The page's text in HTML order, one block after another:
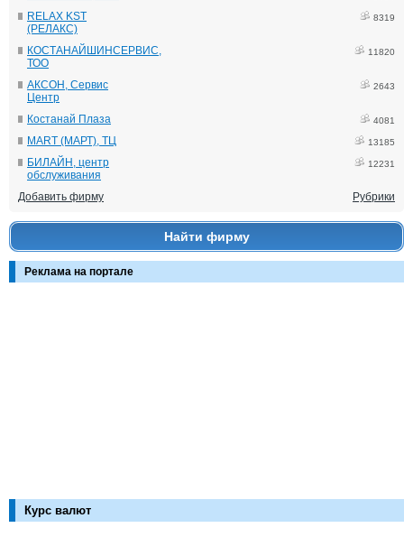
RELAX KST
(РЕЛАКС)
8319
КОСТАНАЙШИНСЕРВИС,
ТОО
11820
АКСОН, Сервис
Центр
2643
Костанай Плаза 4081
MART (МАРТ), ТЦ 13185
БИЛАЙН, центр
обслуживания
12231
Добавить фирму Рубрики
Найти фирму
Реклама на портале
Курс валют